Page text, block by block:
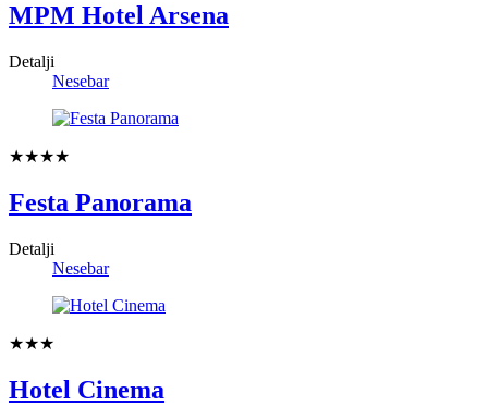
MPM Hotel Arsena
Detalji
Nesebar
★★★★
Festa Panorama
Detalji
Nesebar
★★★
Hotel Cinema